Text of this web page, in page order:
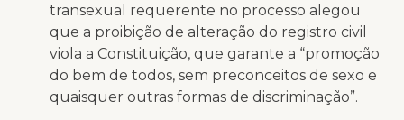
transexual requerente no processo alegou
que a proibição de alteração do registro civil
viola a Constituição, que garante a “promoção
do bem de todos, sem preconceitos de sexo e
quaisquer outras formas de discriminação”.